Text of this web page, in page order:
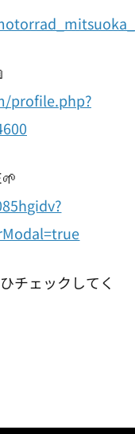
profile.php?
チェックしてく